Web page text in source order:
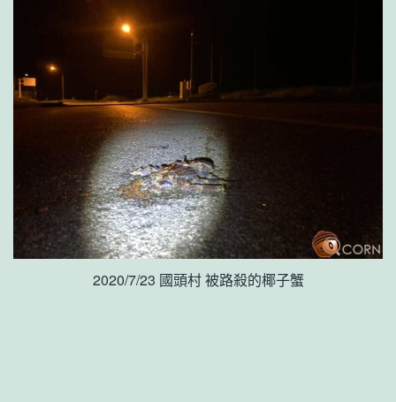
2020/7/23 國頭村 被路殺的椰子蟹